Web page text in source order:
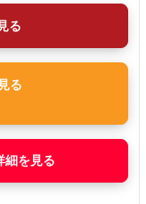
る
る
細を見る